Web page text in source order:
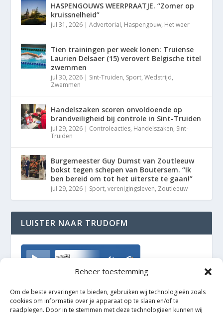
Beheer toestemming
Om de beste ervaringen te bieden, gebruiken wij technologieën zoals
cookies om informatie over je apparaat op te slaan en/of te
raadplegen. Door in te stemmen met deze technologieën kunnen wij
HASPENGOUWS WEERPRAATJE. “Zomer op
kruissnelheid”
jul 31, 2026 |Advertorial, Haspengouw, Het weer
Tien trainingen per week lonen: Truiense
Laurien Delsaer (15) verovert Belgische titel
zwemmen
jul 30, 2026 | Sint-Truiden, Sport,Wedstrijd,
Zwemmen
Handelszaken scoren onvoldoende op
brandveiligheid bij controle in Sint-Truiden
jul 29, 2026 | Controleacties, Handelszaken, Sint-
Truiden
Burgemeester Guy Dumst van Zoutleeuw
bokst tegen schepen van Boutersem. “Ik
ben bereid om tot het uiterste te gaan!”
jul 29, 2026 | Sport,verenigingsleven, Zoutleeuw
LUISTER NAAR TRUDOFM
TrudoFM